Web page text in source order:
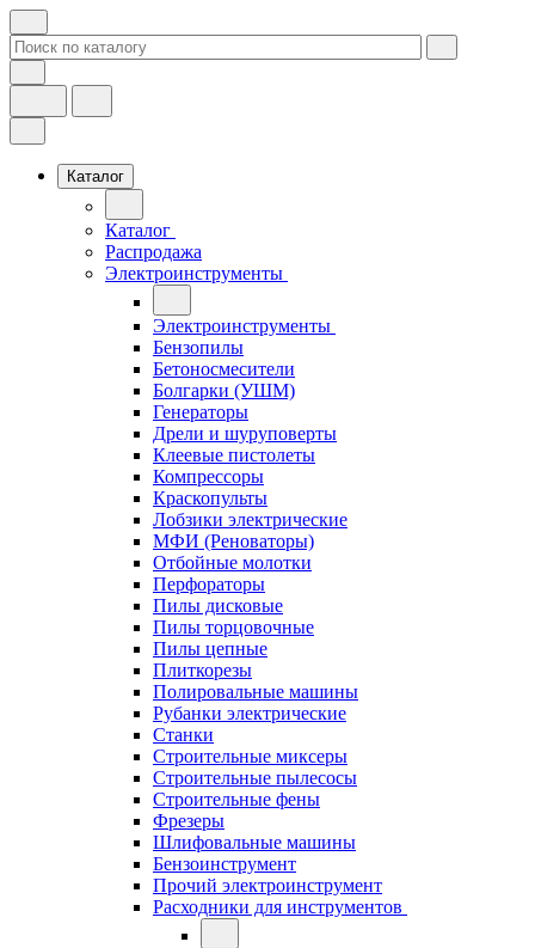
Каталог
Каталог
Распродажа
Электроинструменты
Электроинструменты
Бензопилы
Бетоносмесители
Болгарки (УШМ)
Генераторы
Дрели и шуруповерты
Клеевые пистолеты
Компрессоры
Краскопульты
Лобзики электрические
МФИ (Реноваторы)
Отбойные молотки
Перфораторы
Пилы дисковые
Пилы торцовочные
Пилы цепные
Плиткорезы
Полировальные машины
Рубанки электрические
Станки
Строительные миксеры
Строительные пылесосы
Строительные фены
Фрезеры
Шлифовальные машины
Бензоинструмент
Прочий электроинструмент
Расходники для инструментов